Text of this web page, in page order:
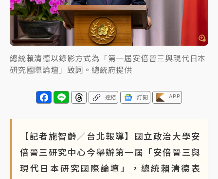
台東農業處長涉圖利渡假村！東檢抗告成功 今重開羈
押庭
父親節泡湯了！中颱白海豚雨彈轟3天 「紅到發紫」降
雨熱區曝
總統賴清德以錄影方式為「第一屆安倍晉三與現代日本
研究國際論壇」致詞。總統府提供
連結 訂閱 APP
【記者施智齡／台北報導】國立政治大學安
倍晉三研究中心今舉辦第一屆「安倍晉三與
現代日本研究國際論壇」，總統賴清德表